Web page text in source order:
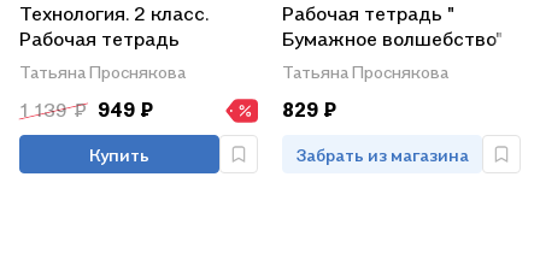
Технология. 2 класс.
Рабочая тетрадь
"Волшебные секреты"
Татьяна Проснякова
1 139 ₽ 949 ₽
Купить
Рабочая тетрадь "
Бумажное волшебство"
по технологии. 3 класс. -
Татьяна Проснякова
829 ₽
Забрать из магазина